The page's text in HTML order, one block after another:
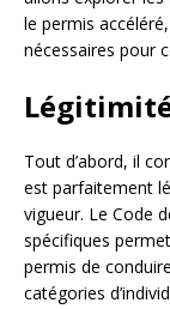
le permis
nécessaires pour
Tout d’abord, il
est parfaitement
vigueur. Le Code
spécifiques
permis de
catégories